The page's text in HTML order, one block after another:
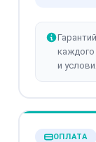
и
ОПЛАТА